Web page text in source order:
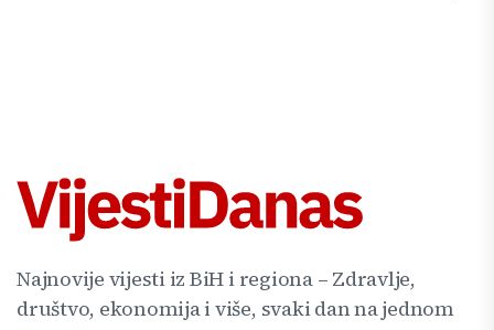
Najnovije vijesti iz BiH i regiona – Zdravlje,
društvo, ekonomija i više, svaki dan na jednom